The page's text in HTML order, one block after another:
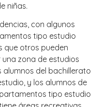
niñas.
con algunos
tipo estudio
que otros pueden
zona de estudios
alumnos del bachillerato
y los alumnos de
tipo estudio